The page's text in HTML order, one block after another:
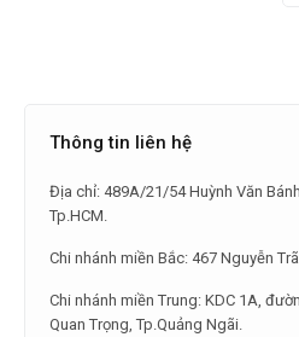
Thông tin liên hệ
Địa chỉ: 489A/21/54 Huỳnh Văn
Tp.HCM.
Chi nhánh miền Bắc: 467 Nguyễn
Chi nhánh miền Trung: KDC 1A,
Quan Trọng, Tp.Quảng Ngãi.